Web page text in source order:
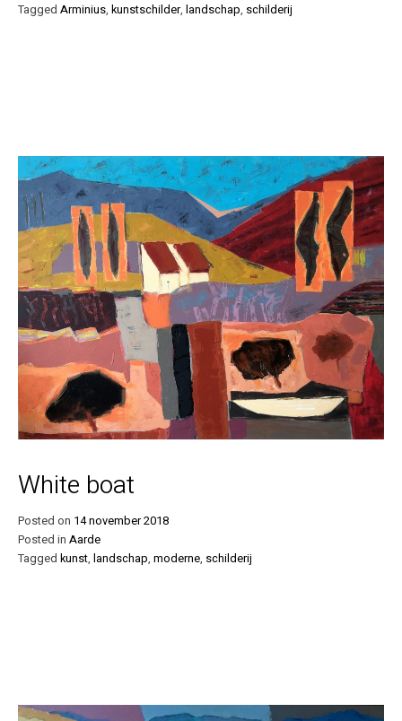
Tagged Arminius, kunstschilder, landschap, schilderij
White boat
Posted on 14 november 2018
Posted in Aarde
Tagged kunst, landschap, moderne, schilderij